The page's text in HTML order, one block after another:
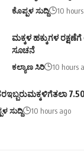
ಕೊಪ್ಪಳ ಸುದ್ದಿ 10
ಮಕ್ಕಳ ಹಕ್ಕುಗಳ
ಸೂಚನೆ
ಕಲ್ಯಾಣ ಸಿರಿ 10 hours
ಸುದ್ದಿ 10 hours ago